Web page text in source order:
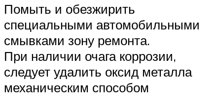
Помыть и обезжирить
специальными автомобильными
смывками зону ремонта.
При наличии очага коррозии,
следует удалить оксид металла
механическим способом